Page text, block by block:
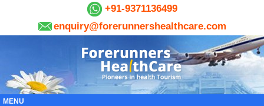
+91-9371136499
enquiry@forerunnershealthcare.com
MENU